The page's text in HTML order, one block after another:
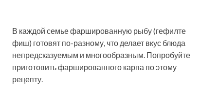
В каждой семье фаршированную рыбу (гефилте
фиш) готовят по-разному, что делает вкус блюда
непредсказуемым и многообразным. Попробуйте
приготовить фаршированного карпа по этому
рецепту.